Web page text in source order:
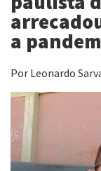
a
Por Leonardo